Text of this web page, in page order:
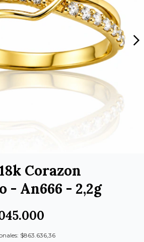
Corazon
- An666 - 2,2g
$863.636,36